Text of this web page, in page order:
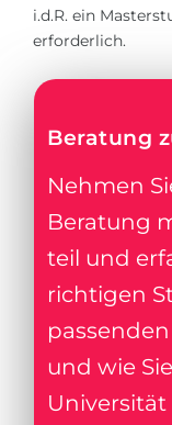
i.d.R. ein
erforderlich.
Beratung
Nehmen
Beratung
teil und
richtigen
und wie